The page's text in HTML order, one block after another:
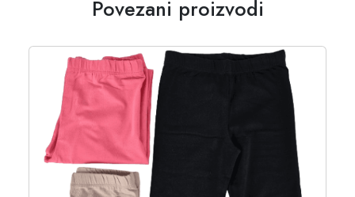
Povezani proizvodi